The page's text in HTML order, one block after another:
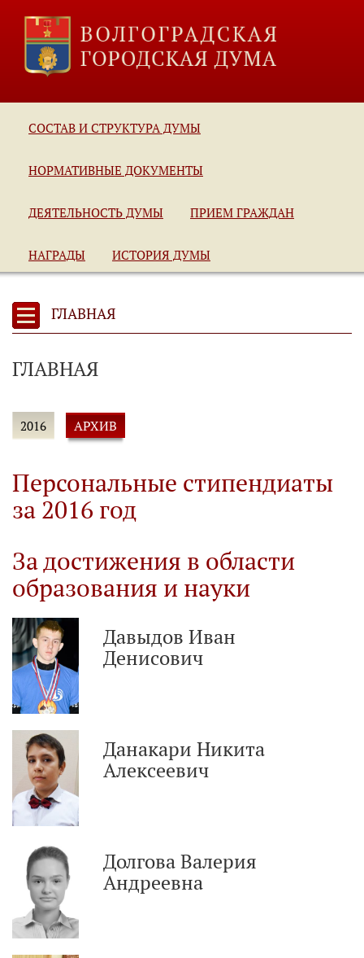
СОСТАВ И СТРУКТУРА ДУМЫ
НОРМАТИВНЫЕ ДОКУМЕНТЫ
ДЕЯТЕЛЬНОСТЬ ДУМЫ ПРИЕМ ГРАЖДАН
НАГРАДЫ ИСТОРИЯ ДУМЫ
ГЛАВНАЯ
ГЛАВНАЯ
2016 АРХИВ
Персональные стипендиаты
за 2016 год
За достижения в области
образования и науки
Давыдов Иван
Денисович
Данакари Никита
Алексеевич
Долгова Валерия
Андреевна